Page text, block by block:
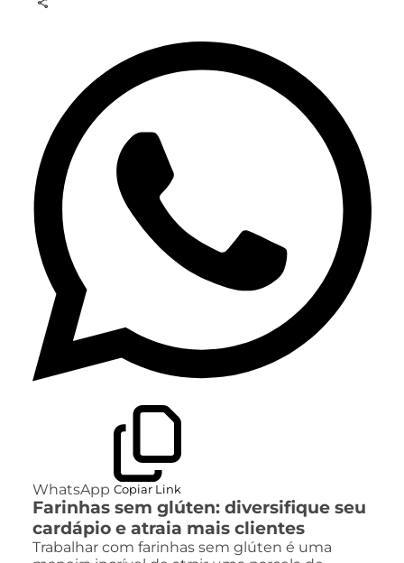
WhatsApp Copiar Link
Farinhas sem glúten: diversifique seu
cardápio e atraia mais clientes
Trabalhar com farinhas sem glúten é uma